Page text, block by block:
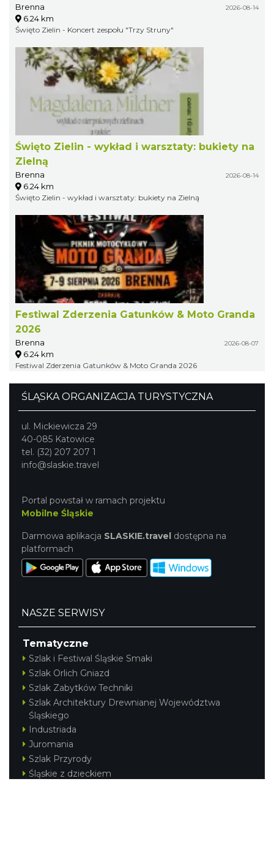
Brenna 2026-08-14
6.24 km
Święto Zielin - Koncert zespołu "Trzy Struny"
Święto Zielin - wykład i warsztaty: bukiety na
Zielną
Brenna 2026-08-14
6.24 km
Święto Zielin - wykład i warsztaty: bukiety na Zielną
Festiwal Zderzenia Gatunków & Moto Granda
2026
Brenna 2026-08-07
6.24 km
Festiwal Zderzenia Gatunków & Moto Granda 2026
ŚLĄSKA ORGANIZACJA TURYSTYCZNA
ul. Mickiewicza 29
40-085 Katowice
tel. (32) 207 207 1
info@slaskie.travel
Portal powstał w ramach projektu
Mobilne Śląskie
Darmowa aplikacja SLASKIE.travel dostępna na
platformach
NASZE SERWISY
Tematyczne
Szlak i Festiwal Śląskie Smaki
Szlak Orlich Gniazd
Szlak Zabytków Techniki
Szlak Architektury Drewnianej Województwa
Śląskiego
Industriada
Juromania
Szlak Przyrody
Śląskie z dzieckiem